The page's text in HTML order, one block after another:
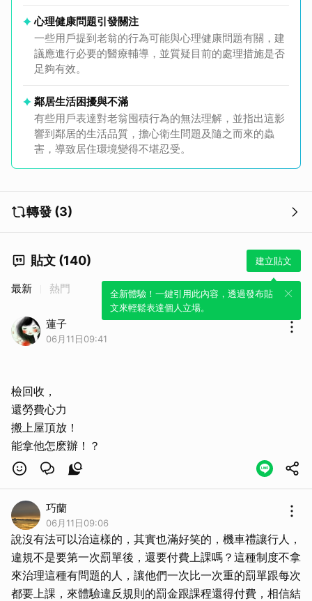
心理健康問題引發關注
一些用戶提到老翁的行為可能與心理健康問題有關，建
議應進行必要的醫療輔導，並質疑目前的處理措施是否
足夠有效。
鄰居生活困擾與不滿
有些用戶表達對老翁囤積行為的無法理解，並指出這影
響到鄰居的生活品質，擔心衛生問題及隨之而來的蟲
害，導致居住環境變得不堪忍受。
轉發 (3)
貼文 (140) 建立貼文
全新體驗！一鍵引用此內容，透過發布貼
文來輕鬆表達個人立場。
最新 熱門
蓮子
06月11日09:41
檢回收，
還勞費心力
搬上屋頂放！
能拿他怎麽辦！？
巧蘭
06月11日09:06
說沒有法可以治這樣的，其實也滿好笑的，機車禮讓行人，
違規不是要第一次罰單後，還要付費上課嗎？這種制度不拿
來治理這種有問題的人，讓他們一次比一次重的罰單跟每次
都要上課，來體驗違反規則的罰金跟課程還得付費，相信結